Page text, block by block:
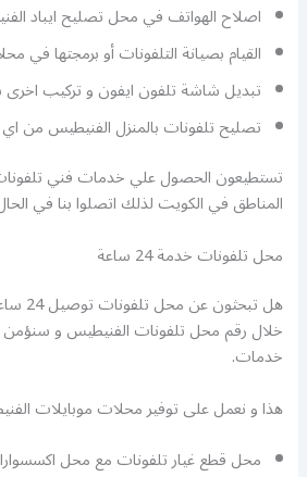
اصلاح الهواتف في محل تصليح ايباد
القيام بصيانة التلفونات أو برمجتها في
تبديل شاشة تلفون ايفون و تركيب اخرى
تصليح تلفونات بالمنزل الفنيطيس من
تستطيعون الحصول علي خدمات فني
المناطق في الكويت لذلك اتصلوا بنا في
محل تلفونات خدمة 24 ساعة
هل
خلال رقم محل تلفونات الفنيطيس و سنؤمن
خدمات.
هذا و نعمل على توفير محلات موبايلات
محل قطع غيار تلفونات مع محل